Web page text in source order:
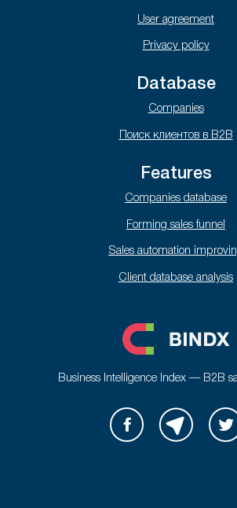
User agreement
Privacy policy
Database
Companies
Поиск клиентов в B2B
Features
Companies database
Forming sales funnel
Sales automation
Client database analysis
Business Intelligence Index — B2B